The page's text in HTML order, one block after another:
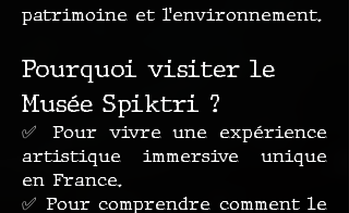
patrimoine et l’environnement.
Pourquoi visiter le
Musée Spiktri ?
✅ Pour vivre une expérience
artistique immersive unique
en France.
✅ Pour comprendre comment le